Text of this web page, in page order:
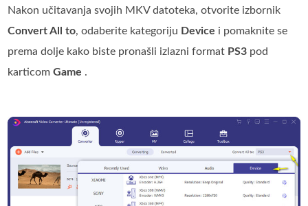
Nakon učitavanja svojih MKV datoteka, otvorite izbornik
Convert All to, odaberite kategoriju Device i pomaknite se
prema dolje kako biste pronašli izlazni format PS3 pod
karticomGame .